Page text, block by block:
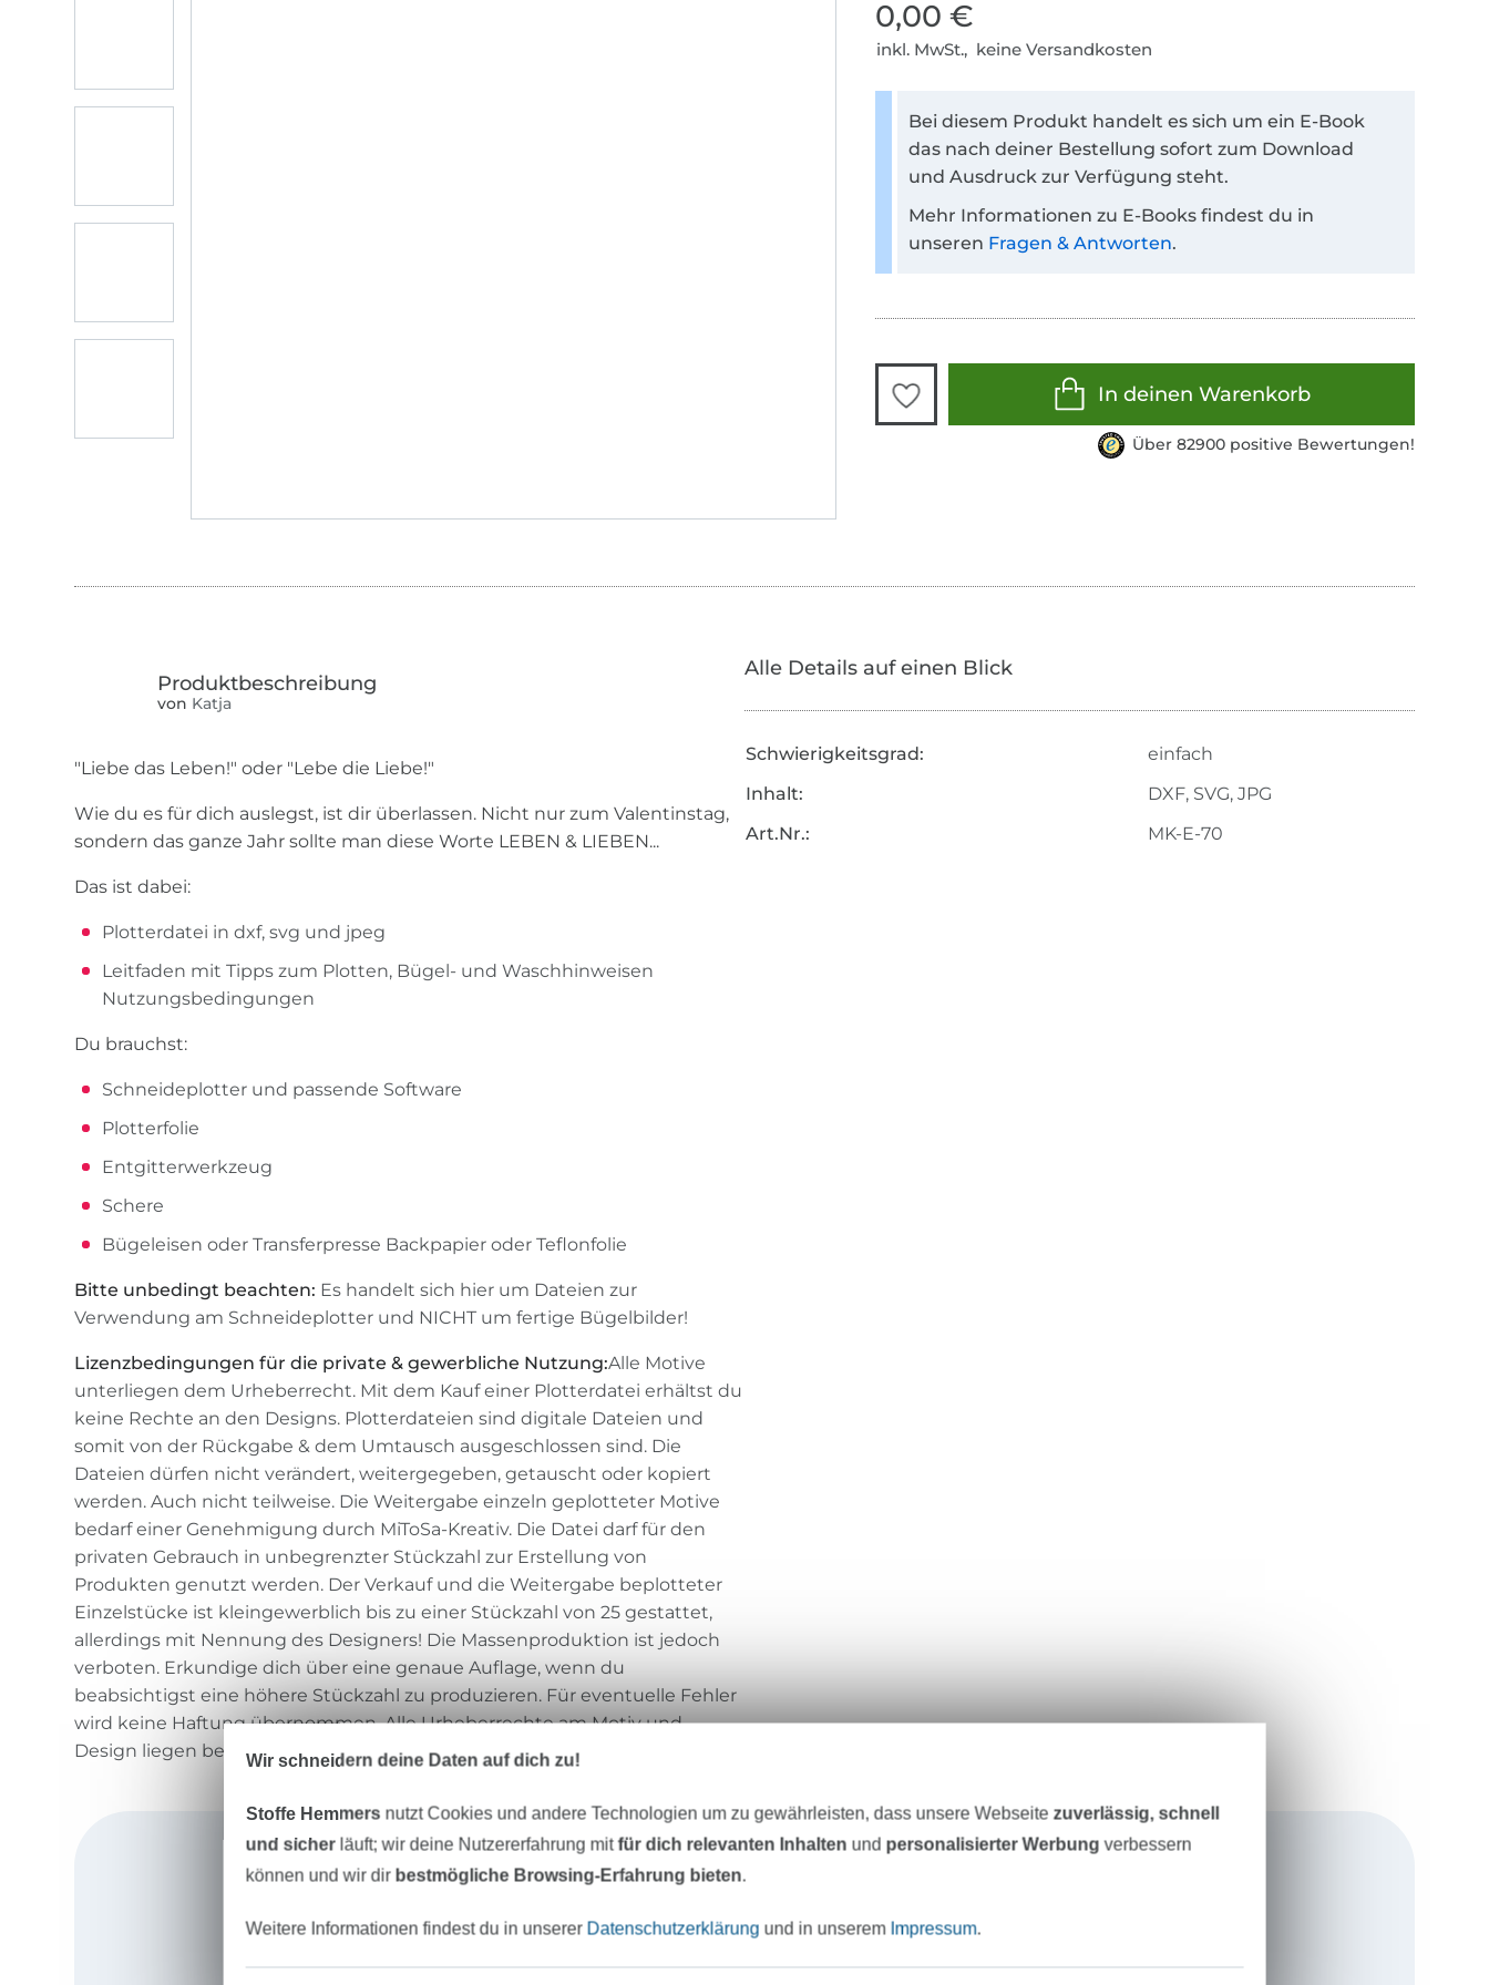
0,00 €
inkl. MwSt., keine Versandkosten
Bei diesem Produkt handelt es sich um ein E-Book
das nach deiner Bestellung sofort zum Download
und Ausdruck zur Verfügung steht.
Mehr Informationen zu E-Books findest du in
unseren Fragen & Antworten.
In deinen Warenkorb
Über 82900 positive Bewertungen!
von Katja
"Liebe das Leben!" oder "Lebe die Liebe!"
Wie du es für dich auslegst, ist dir überlassen. Nicht nur zum Valentinstag,
sondern das ganze Jahr sollte man diese Worte LEBEN & LIEBEN...
Das ist dabei:
Plotterdatei in dxf, svg und jpeg
Leitfaden mit Tipps zum Plotten, Bügel- und Waschhinweisen
Nutzungsbedingungen
Du brauchst:
Schneideplotter und passende Software
Plotterfolie
Entgitterwerkzeug
Schere
Bügeleisen oder Transferpresse Backpapier oder Teflonfolie
Bitte unbedingt beachten: Es handelt sich hier um Dateien zur
Verwendung am Schneideplotter und NICHT um fertige Bügelbilder!
Lizenzbedingungen für die private & gewerbliche Nutzung:Alle Motive
unterliegen dem Urheberrecht. Mit dem Kauf einer Plotterdatei erhältst du
keine Rechte an den Designs. Plotterdateien sind digitale Dateien und
somit von der Rückgabe & dem Umtausch ausgeschlossen sind. Die
Dateien dürfen nicht verändert, weitergegeben, getauscht oder kopiert
werden. Auch nicht teilweise. Die Weitergabe einzeln geplotteter Motive
bedarf einer Genehmigung durch MiToSa-Kreativ. Die Datei darf für den
privaten Gebrauch in unbegrenzter Stückzahl zur Erstellung von
Produkten genutzt werden. Der Verkauf und die Weitergabe beplotteter
Einzelstücke ist kleingewerblich bis zu einer Stückzahl von 25 gestattet,
allerdings mit Nennung des Designers! Die Massenproduktion ist jedoch
verboten. Erkundige dich über eine genaue Auflage, wenn du
beabsichtigst eine höhere Stückzahl zu produzieren. Für eventuelle Fehler
wird keine Haftung übernommen. Alle Urheberrechte am Motiv und
Design liegen bei Sandra Mischel / MiToSa-Kreativ.
Alle Details auf einen Blick
Schwierigkeitsgrad:
einfach
Inhalt:
DXF, SVG, JPG
Art.Nr.:
MK-E-70
MiToSa-Kreativ
Ich bin Sandra, noch 41 Jahre. Mutter von zwei Mädchen
Wir schneidern deine Daten auf dich zu!
Stoffe Hemmers nutzt Cookies und andere Technologien um zu gewährleisten, dass unsere Webseite zuverlässig, schnell
und sicherläuft; wir deine Nutzererfahrung mitfür dich relevanten Inhalten und personalisierter Werbung verbessern
können und wir dir bestmögliche Browsing-Erfahrung bieten.
Weitere Informationen findest du in unserer Datenschutzerklärung und in unserem Impressum.